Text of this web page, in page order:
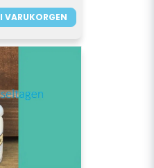
VARUKORGEN